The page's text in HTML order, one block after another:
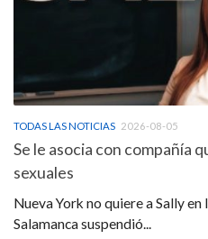
TODAS LAS NOTICIAS 2026-08-05
Se le asocia con compañía
sexuales
Nueva York no quiere a Sally en
Salamanca suspendió...